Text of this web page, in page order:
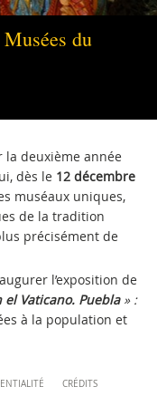
du
la deuxième année
dès le 12 décembre
muséaux uniques,
de la tradition
précisément de
l’exposition de
Vaticano. Puebla » :
à la population et
CRÉDITS